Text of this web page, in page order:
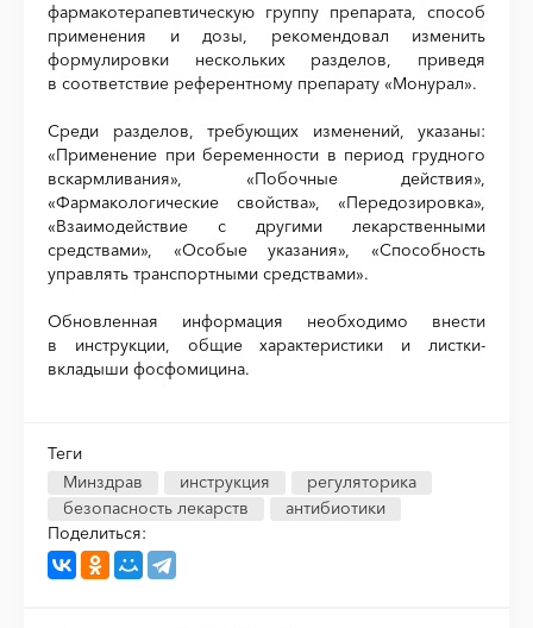
фармакотерапевтическую группу препарата, способ
применения и дозы, рекомендовал изменить
формулировки нескольких разделов, приведя
в соответствие референтному препарату «Монурал».
Среди разделов, требующих изменений, указаны:
«Применение при беременности в период грудного
вскармливания», «Побочные действия»,
«Фармакологические свойства», «Передозировка»,
«Взаимодействие с другими лекарственными
средствами», «Особые указания», «Способность
управлять транспортными средствами».
Обновленная информация необходимо внести
в инструкции, общие характеристики и листки-
вкладыши фосфомицина.
Теги
Минздрав
инструкция
регуляторика
безопасность лекарств
антибиотики
Поделиться: